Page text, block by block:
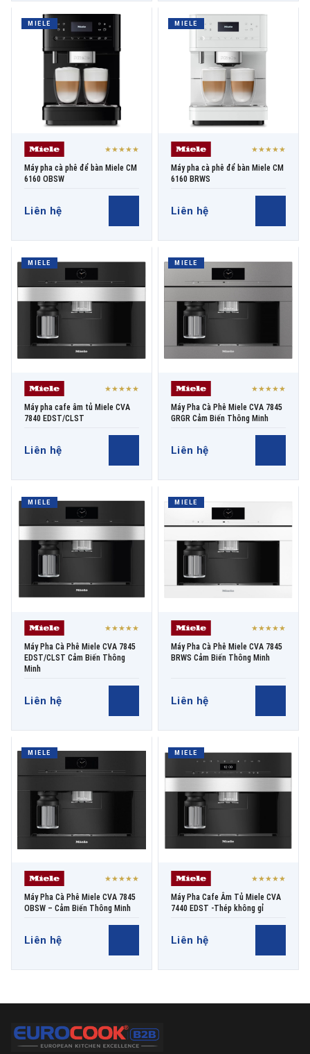
MIELE
★★★★★
Máy pha cà phê để bàn Miele CM
6160 OBSW
Liên hệ
MIELE
★★★★★
Máy pha cà phê để bàn Miele CM
6160 BRWS
Liên hệ
MIELE
★★★★★
Máy pha cafe âm tủ Miele CVA
7840 EDST/CLST
Liên hệ
MIELE
★★★★★
Máy Pha Cà Phê Miele CVA 7845
GRGR Cảm Biến Thông Minh
Liên hệ
MIELE
★★★★★
Máy Pha Cà Phê Miele CVA 7845
EDST/CLST Cảm Biến Thông
Minh
Liên hệ
MIELE
★★★★★
Máy Pha Cà Phê Miele CVA 7845
BRWS Cảm Biến Thông Minh
Liên hệ
MIELE
★★★★★
Máy Pha Cà Phê Miele CVA 7845
OBSW – Cảm Biến Thông Minh
Liên hệ
MIELE
★★★★★
Máy Pha Cafe Âm Tủ Miele CVA
7440 EDST -Thép không gỉ
Liên hệ